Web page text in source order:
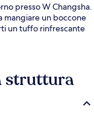
presso W Changsha.
mangiare un boccone
un tuffo rinfrescante
struttura